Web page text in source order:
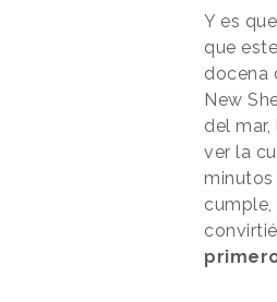
Y es
que
docena
New
del
ver la
minutos
cumple,